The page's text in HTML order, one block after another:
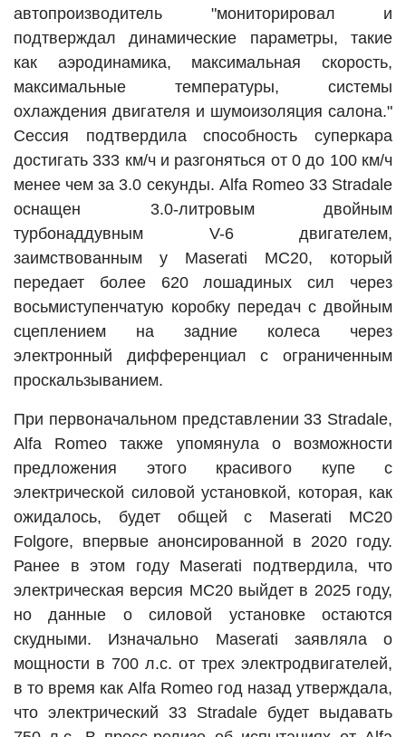
автопроизводитель "мониторировал и
подтверждал динамические параметры, такие
как аэродинамика, максимальная скорость,
максимальные температуры, системы
охлаждения двигателя и шумоизоляция салона."
Сессия подтвердила способность суперкара
достигать 333 км/ч и разгоняться от 0 до 100 км/ч
менее чем за 3.0 секунды. Alfa Romeo 33 Stradale
оснащен 3.0-литровым двойным
турбонаддувным V-6 двигателем,
заимствованным у Maserati MC20, который
передает более 620 лошадиных сил через
восьмиступенчатую коробку передач с двойным
сцеплением на задние колеса через
электронный дифференциал с ограниченным
проскальзыванием.
При первоначальном представлении 33 Stradale,
Alfa Romeo также упомянула о возможности
предложения этого красивого купе с
электрической силовой установкой, которая, как
ожидалось, будет общей с Maserati MC20
Folgore, впервые анонсированной в 2020 году.
Ранее в этом году Maserati подтвердила, что
электрическая версия MC20 выйдет в 2025 году,
но данные о силовой установке остаются
скудными. Изначально Maserati заявляла о
мощности в 700 л.с. от трех электродвигателей,
в то время как Alfa Romeo год назад утверждала,
что электрический 33 Stradale будет выдавать